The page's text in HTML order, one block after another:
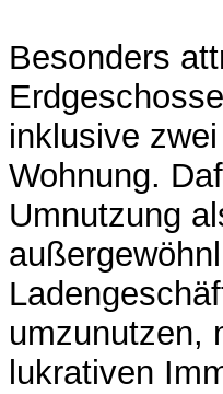
Besonders
inklusive
Wohnung.
Umnutzung
umzunutzen,
lukrativen